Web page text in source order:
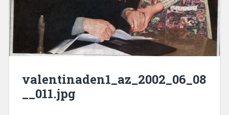
valentinaden1_az_2002_06_08
__011.jpg